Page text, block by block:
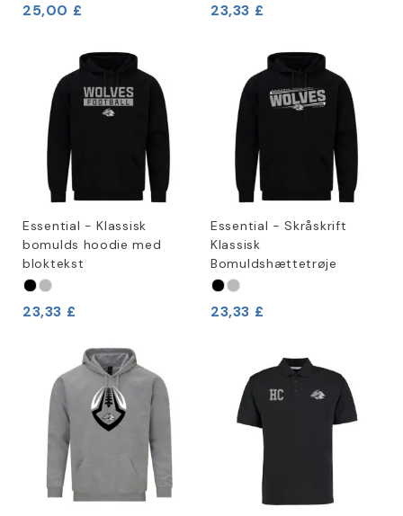
25,00 £ 23,33 £
Essential - Klassisk
bomulds hoodie med
bloktekst
23,33 £
Essential - Skråskrift
Klassisk
Bomuldshættetrøje
23,33 £